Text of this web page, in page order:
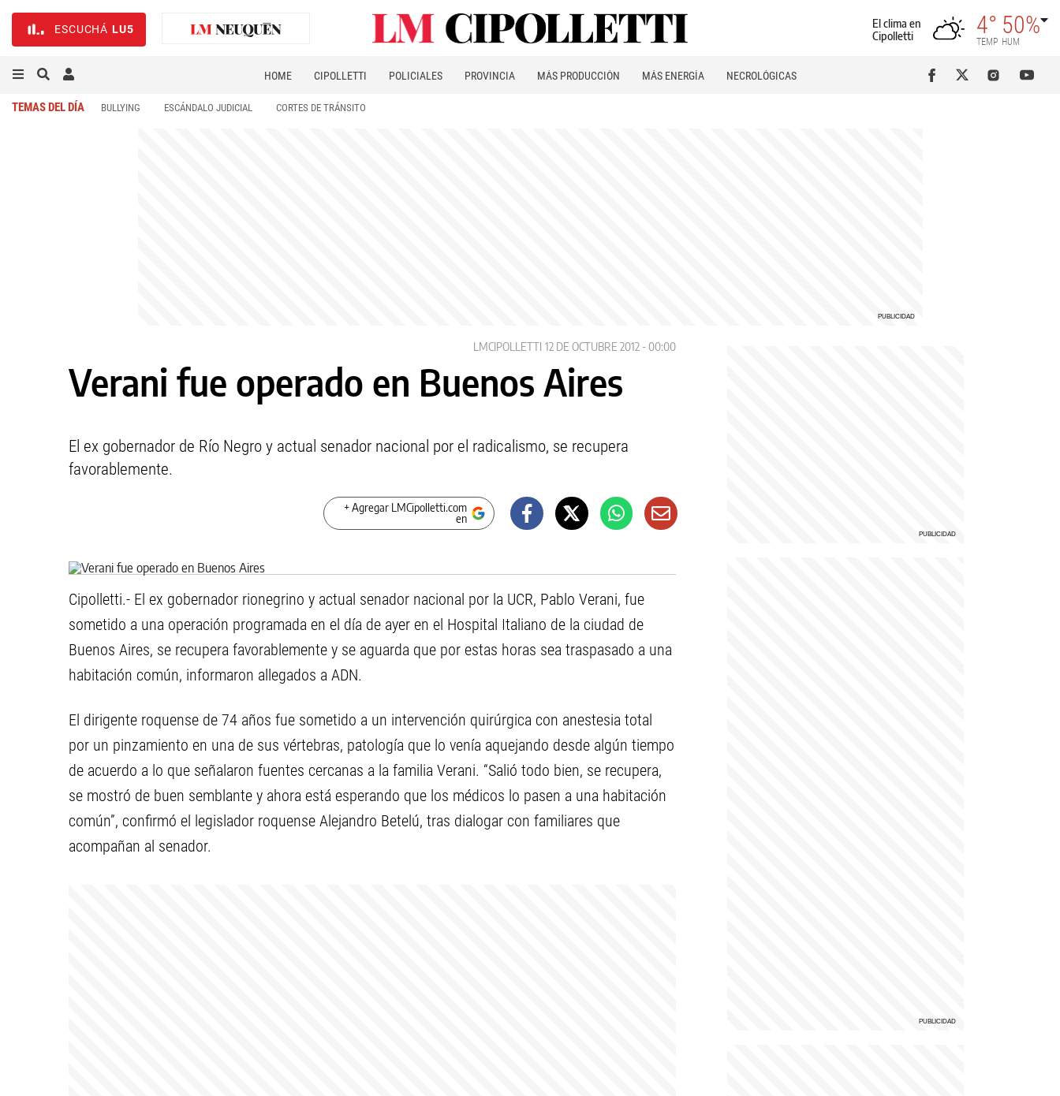
ESCUCHÁ LU5
El clima en
Cipolletti
4°
TEMP
50%
HUM
HOME CIPOLLETTI POLICIALES PROVINCIA MÁS PRODUCCIÓN MÁS ENERGÍA NECROLÓGICAS
TEMAS DEL DÍA BULLYING ESCÁNDALO JUDICIAL CORTES DE TRÁNSITO
LMCIPOLLETTI 12 DE OCTUBRE 2012 - 00:00
Verani fue operado en Buenos Aires
El ex gobernador de Río Negro y actual senador nacional por el radicalismo, se recupera
favorablemente.
+ Agregar LMCipolletti.com
en
Cipolletti.- El ex gobernador rionegrino y actual senador nacional por la UCR, Pablo Verani, fue
sometido a una operación programada en el día de ayer en el Hospital Italiano de la ciudad de
Buenos Aires, se recupera favorablemente y se aguarda que por estas horas sea traspasado a una
habitación común, informaron allegados a ADN.
El dirigente roquense de 74 años fue sometido a un intervención quirúrgica con anestesia total
por un pinzamiento en una de sus vértebras, patología que lo venía aquejando desde algún tiempo
de acuerdo a lo que señalaron fuentes cercanas a la familia Verani. “Salió todo bien, se recupera,
se mostró de buen semblante y ahora está esperando que los médicos lo pasen a una habitación
común”, confirmó el legislador roquense Alejandro Betelú, tras dialogar con familiares que
acompañan al senador.